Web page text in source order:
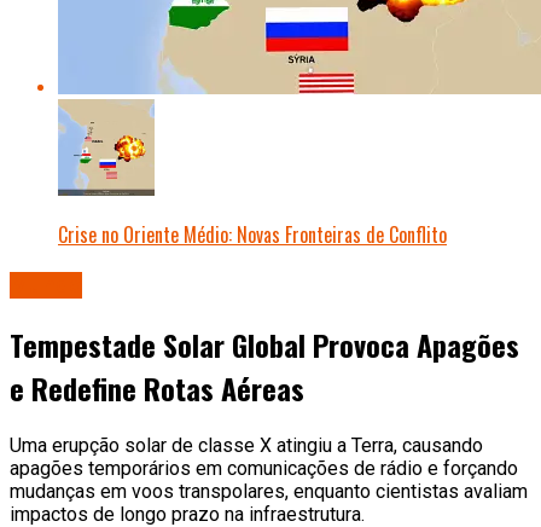
Crise no Oriente Médio: Novas Fronteiras de Conflito
Tempestade Solar Global Provoca Apagões
e Redefine Rotas Aéreas
Uma erupção solar de classe X atingiu a Terra, causando
apagões temporários em comunicações de rádio e forçando
mudanças em voos transpolares, enquanto cientistas avaliam
impactos de longo prazo na infraestrutura.